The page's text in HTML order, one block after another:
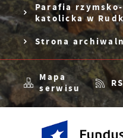
Parafia rzymsko-
katolicka w
Strona
Mapa
serwisu